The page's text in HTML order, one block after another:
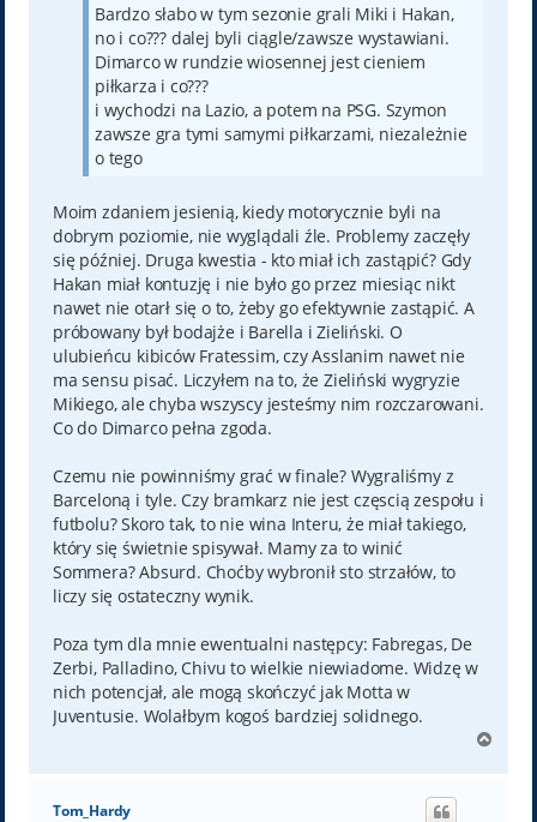
Bardzo słabo w tym sezonie grali Miki i Hakan,
no i co??? dalej byli ciągle/zawsze wystawiani.
Dimarco w rundzie wiosennej jest cieniem
piłkarza i co???
i wychodzi na Lazio, a potem na PSG. Szymon
zawsze gra tymi samymi piłkarzami, niezależnie
o tego
Moim zdaniem jesienią, kiedy motorycznie byli na
dobrym poziomie, nie wyglądali źle. Problemy zaczęły
się później. Druga kwestia - kto miał ich zastąpić? Gdy
Hakan miał kontuzję i nie było go przez miesiąc nikt
nawet nie otarł się o to, żeby go efektywnie zastąpić. A
próbowany był bodajże i Barella i Zieliński. O
ulubieńcu kibiców Fratessim, czy Asslanim nawet nie
ma sensu pisać. Liczyłem na to, że Zieliński wygryzie
Mikiego, ale chyba wszyscy jesteśmy nim rozczarowani.
Co do Dimarco pełna zgoda.
Czemu nie powinniśmy grać w finale? Wygraliśmy z
Barceloną i tyle. Czy bramkarz nie jest częscią zespołu i
futbolu? Skoro tak, to nie wina Interu, że miał takiego,
który się świetnie spisywał. Mamy za to winić
Sommera? Absurd. Choćby wybronił sto strzałów, to
liczy się ostateczny wynik.
Poza tym dla mnie ewentualni następcy: Fabregas, De
Zerbi, Palladino, Chivu to wielkie niewiadome. Widzę w
nich potencjał, ale mogą skończyć jak Motta w
Juventusie. Wolałbym kogoś bardziej solidnego.
g
Tom_Hardy